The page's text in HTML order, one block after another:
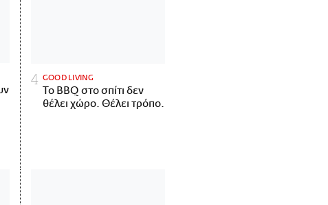
GOOD LIVING
Το BBQ στο σπίτι δεν
θέλει χώρο. Θέλει τρόπο.